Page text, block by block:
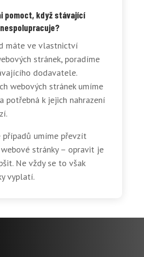
pomoct, když stávající
máte ve vlastnictví
stránek, poradíme
dodavatele.
webových stránek umíme
potřebná k jejich nahrazení
případů umíme převzít
stránky – opravit je
Ne vždy se to však
vyplatí.